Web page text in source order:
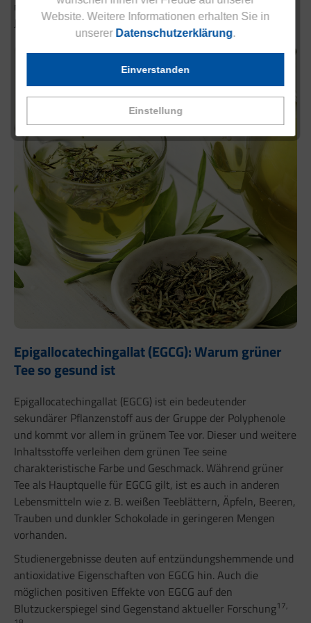
Website. Weitere Informationen erhalten Sie in
unserer Datenschutzerklärung.
Einstellung
Einverstanden
natürliche Weise optimal zu unterstützen, inspiriert von
Jahrhundertealten Traditionen.
Epigallocatechingallat (EGCG): Warum grüner
Tee so gesund ist
Epigallocatechingallat (EGCG) ist ein bedeutender
sekundärer Pflanzenstoff aus der Gruppe der Polyphenole
und kommt vor allem in grünem Tee vor. Dieser und weitere
Inhaltsstoffe verleihen dem grünen Tee seine
charakteristische Farbe und Geschmack. Während grüner
Tee als Hauptquelle für EGCG gilt, ist es auch in anderen
Lebensmitteln wie z. B. weißen Teeblättern, Äpfeln, Beeren,
Trauben und dunkler Schokolade in geringeren Mengen
vorhanden.
Studienergebnisse deuten auf entzündungshemmende und
antioxidative Eigenschaften von EGCG hin. Auch die
möglichen positiven Effekte von EGCG auf den
Blutzuckerspiegel sind Gegenstand aktueller Forschung17,